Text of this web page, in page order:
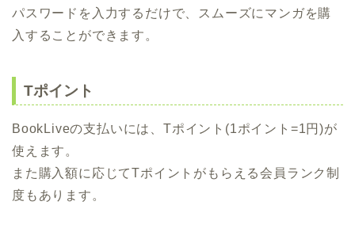
パスワードを入力するだけで、スムーズにマンガを購
入することができます。
Tポイント
BookLiveの支払いには、Tポイント(1ポイント=1円)が
使えます。
また購入額に応じてTポイントがもらえる会員ランク制
度もあります。